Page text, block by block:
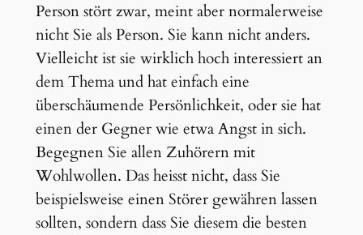
Person stört zwar, meint aber normalerweise
nicht Sie als Person. Sie kann nicht anders.
Vielleicht ist sie wirklich hoch interessiert an
dem Thema und hat einfach eine
überschäumende Persönlichkeit, oder sie hat
einen der Gegner wie etwa Angst in sich.
Begegnen Sie allen Zuhörern mit
Wohlwollen. Das heisst nicht, dass Sie
beispielsweise einen Störer gewähren lassen
sollten, sondern dass Sie diesem die besten